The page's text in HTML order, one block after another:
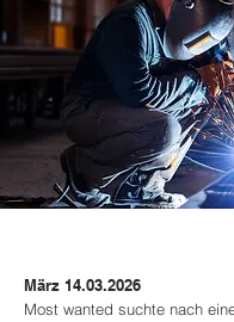
März 14.03.2026
Most wanted suchte nach